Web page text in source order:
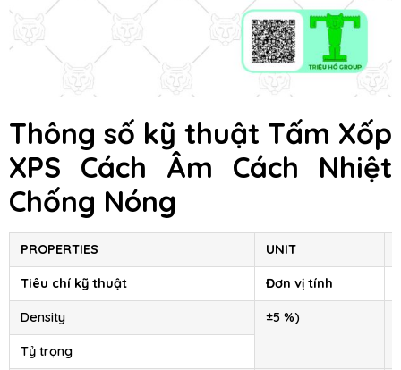
Thông số kỹ thuật Tấm Xốp
XPS Cách Âm Cách Nhiệt
Chống Nóng
PROPERTIES UNIT
Tiêu chí kỹ thuật Đơn vị tính
Density ±5 %)
Tỷ trọng